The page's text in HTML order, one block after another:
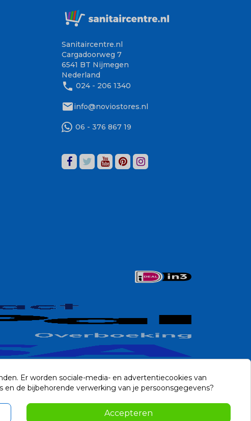
Sanitaircentre.nl
Cargadoorweg 7
6541 BT Nijmegen
Nederland
phone 024 - 206 1340
mailinfo@noviostores.nl
06 - 376 867 19
Er worden sociale-media- en advertentiecookies van
de bijbehorende verwerking van je persoonsgegevens?
Accepteren